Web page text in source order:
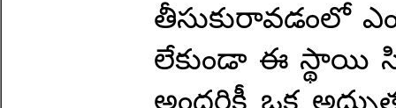
తీసుకురావడంలో
లేకుండా ఈ స్థాయి
అందరికీ ఒక